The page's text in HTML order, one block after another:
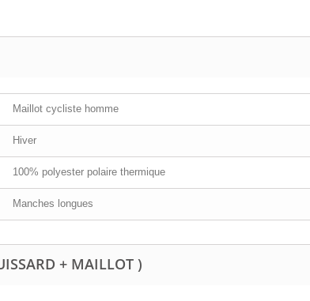
Maillot cycliste homme
Hiver
100% polyester polaire thermique
Manches longues
+ MAILLOT )